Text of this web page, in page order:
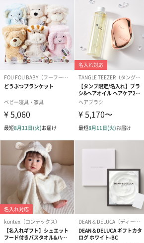
生花
生花のブーケを同梱します。
※9-15時にご注文いただく場合、最短のお
も1日遅くなります。
シーズンブーケ（ひま
わり）（1,880円）
ブーケ（ホワイ
ーン）（1,650
ドライフラワー・プリザーブドフラワ